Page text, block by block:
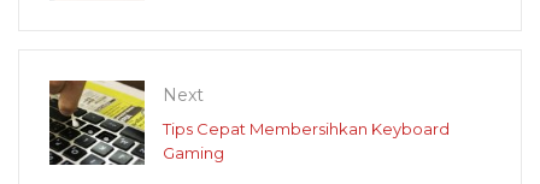
Next
Tips Cepat Membersihkan Keyboard
Gaming